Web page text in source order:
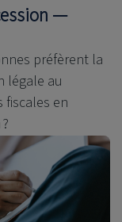
—
préfèrent la
légale au
fiscales en